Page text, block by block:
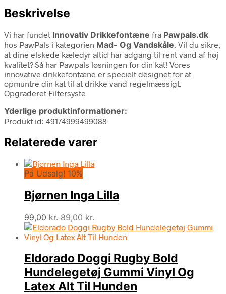
Beskrivelse
Vi har fundet Innovativ Drikkefontæne fra Pawpals.dk
hos PawPals i kategorien Mad- Og Vandskåle. Vil du sikre,
at dine elskede kæledyr altid har adgang til rent vand af høj
kvalitet? Så har Pawpals løsningen for din kat! Vores
innovative drikkefontæne er specielt designet for at
opmuntre din kat til at drikke vand regelmæssigt.
Opgraderet Filtersyste
Yderlige produktinformationer:
Produkt id: 49174999499088
Relaterede varer
På Udsalg! 10%
Bjørnen Inga Lilla
99,00kr. Den
oprindelige
pris
99,00 kr..
89,00 kr.
aktuelle
pris
89,00 kr..
Eldorado Doggi Rugby Bold
Hundelegetøj Gummi Vinyl Og
Latex Alt Til Hunden